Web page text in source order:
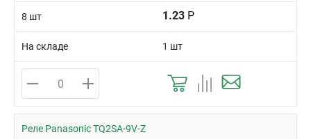
8 шт 1.23 Р
На складе 1 шт
Реле Panasonic TQ2SA-9V-Z